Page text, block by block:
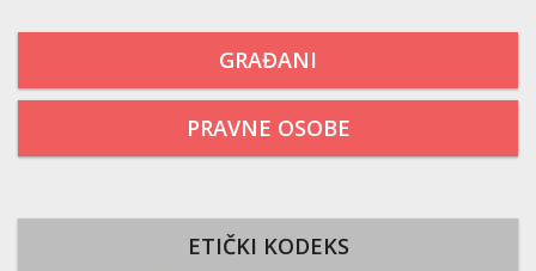
GRAĐANI
PRAVNE OSOBE
ETIČKI KODEKS